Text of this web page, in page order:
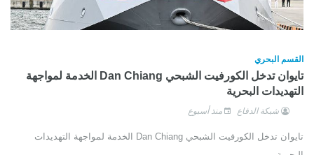
القسم البحري
تايوان تدخل الكورفيت الشبحي Dan Chiang الخدمة لمواجهة
التهديدات البحرية
شبكة الدفاع منذ أسبوع
تايوان تدخل الكورفيت الشبحي Dan Chiang الخدمة لمواجهة التهديدات